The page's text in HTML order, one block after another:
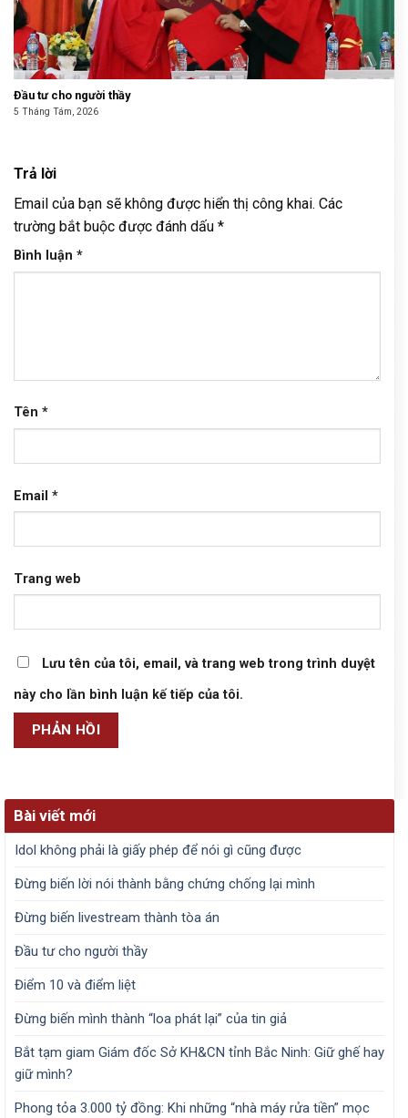
Đầu tư cho người thầy
5 Tháng Tám, 2026
Trả lời
Email của bạn sẽ không được hiển thị công khai. Các
trường bắt buộc được đánh dấu *
Bình luận *
Tên *
Email *
Trang web
Lưu tên của tôi, email, và trang web trong trình duyệt
này cho lần bình luận kế tiếp của tôi.
Bài viết mới
Idol không phải là giấy phép để nói gì cũng được
Đừng biến lời nói thành bằng chứng chống lại mình
Đừng biến livestream thành tòa án
Đầu tư cho người thầy
Điểm 10 và điểm liệt
Đừng biến mình thành “loa phát lại” của tin giả
Bắt tạm giam Giám đốc Sở KH&CN tỉnh Bắc Ninh: Giữ ghế hay
giữ mình?
Phong tỏa 3.000 tỷ đồng: Khi những “nhà máy rửa tiền” mọc